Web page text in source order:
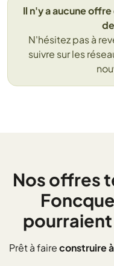
Il n'y a aucune
N'hésitez pas à
suivre sur les
Nos offres
Prêt à faireconstruire